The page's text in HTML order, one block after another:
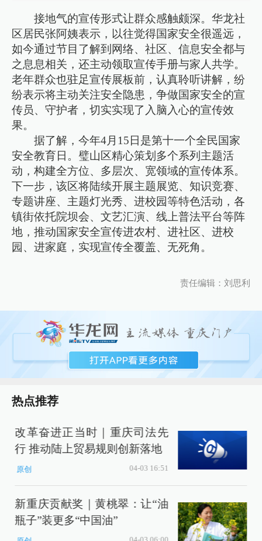
接地气的宣传形式让群众感触颇深。华龙社
区居民张阿姨表示，以往觉得国家安全很遥远，
如今通过节目了解到网络、社区、信息安全都与
之息息相关，还主动领取宣传手册与家人共学。
老年群众也驻足宣传展板前，认真聆听讲解，纷
纷表示将主动关注安全隐患，争做国家安全的宣
传员、守护者，切实实现了入脑入心的宣传效
果。
据了解，今年4月15日是第十一个全民国家
安全教育日。璧山区精心策划多个系列主题活
动，构建全方位、多层次、宽领域的宣传体系。
下一步，该区将陆续开展主题展览、知识竞赛、
专题讲座、主题灯光秀、进校园等特色活动，各
镇街依托院坝会、文艺汇演、线上普法平台等阵
地，推动国家安全宣传进农村、进社区、进校
园、进家庭，实现宣传全覆盖、无死角。
责任编辑：刘思利
热点推荐
改革奋进正当时｜重庆司法先
行 推动陆上贸易规则创新落地
原创 04-03 16:51
新重庆贡献奖｜黄桃翠：让“油
瓶子”装更多“中国油”